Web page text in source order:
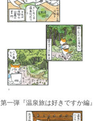
第一弾『温泉旅は好きですか編』